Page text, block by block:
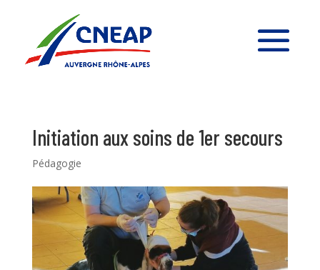
Initiation aux soins de 1er secours
Pédagogie